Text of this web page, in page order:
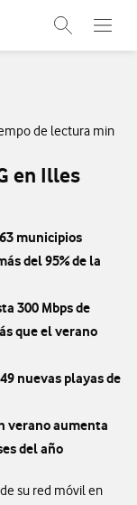
Abrir
Menu
Abre
de lectura min
en Illes
municipios
del 95% de la
300 Mbps de
que el verano
nuevas playas de
verano aumenta
del año
su red móvil en